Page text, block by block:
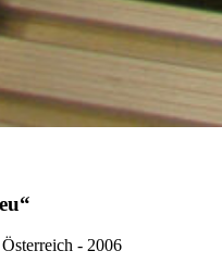
- 2006